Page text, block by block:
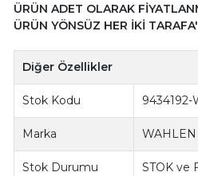
ÜRÜN ADET OLARAK
ÜRÜN YÖNSÜZ HER İKİ
Diğer Özellikler
Stok Kodu 9434192-
Marka WAHLEN
Stok Durumu
STOK ve